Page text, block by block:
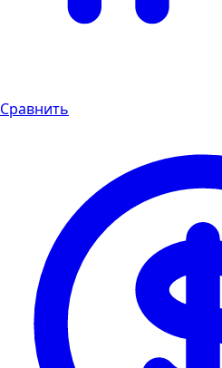
Сравнить